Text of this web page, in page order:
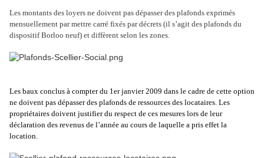
Les montants des loyers ne doivent pas dépasser des plafonds exprimés
mensuellement par mettre carré fixés par décrets (il s’agit des plafonds du
dispositif Borloo neuf) et diffèrent selon les zones.
Les baux conclus à compter du 1er janvier 2009 dans le cadre de cette option
ne doivent pas dépasser des plafonds de ressources des locataires. Les
propriétaires doivent justifier du respect de ces mesures lors de leur
déclaration des revenus de l’année au cours de laquelle a pris effet la
location.